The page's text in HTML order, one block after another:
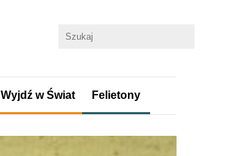
Wyjdź w Świat Felietony